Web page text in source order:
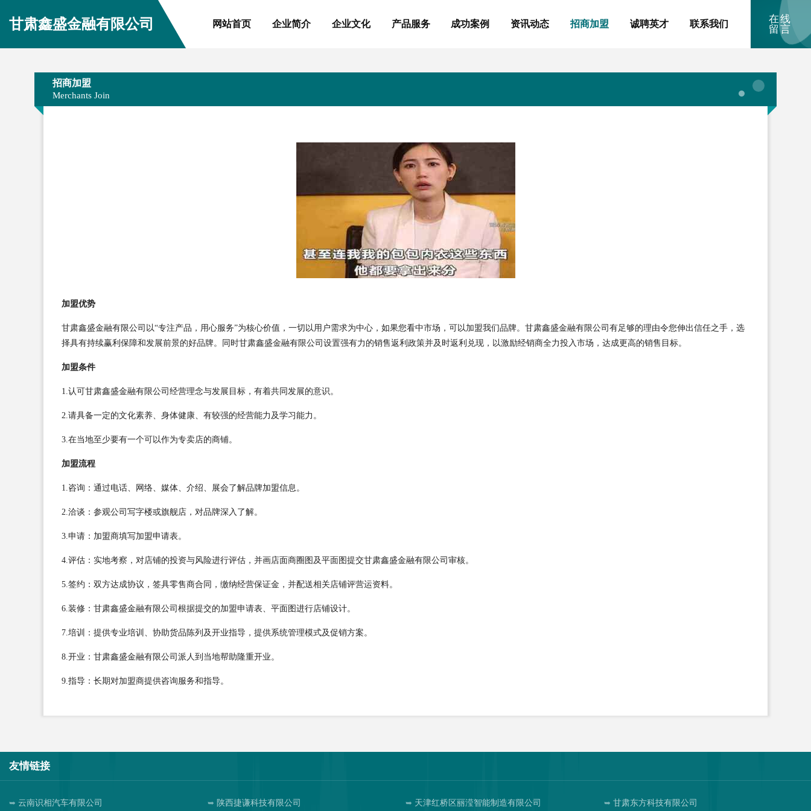
甘肃鑫盛金融有限公司 网站首页 企业简介 企业文化 产品服务 成功案例 资讯动态 招商加盟 诚聘英才 联系我们
在线
留言
招商加盟
Merchants Join
加盟优势
甘肃鑫盛金融有限公司以“专注产品，用心服务”为核心价值，一切以用户需求为中心，如果您看中市场，可以加盟我们品牌。甘肃鑫盛金融有限公司有足够的理由令您伸出信任之手，选
择具有持续赢利保障和发展前景的好品牌。同时甘肃鑫盛金融有限公司设置强有力的销售返利政策并及时返利兑现，以激励经销商全力投入市场，达成更高的销售目标。
加盟条件
1.认可甘肃鑫盛金融有限公司经营理念与发展目标，有着共同发展的意识。
2.请具备一定的文化素养、身体健康、有较强的经营能力及学习能力。
3.在当地至少要有一个可以作为专卖店的商铺。
加盟流程
1.咨询：通过电话、网络、媒体、介绍、展会了解品牌加盟信息。
2.洽谈：参观公司写字楼或旗舰店，对品牌深入了解。
3.申请：加盟商填写加盟申请表。
4.评估：实地考察，对店铺的投资与风险进行评估，并画店面商圈图及平面图提交甘肃鑫盛金融有限公司审核。
5.签约：双方达成协议，签具零售商合同，缴纳经营保证金，并配送相关店铺评营运资料。
6.装修：甘肃鑫盛金融有限公司根据提交的加盟申请表、平面图进行店铺设计。
7.培训：提供专业培训、协助货品陈列及开业指导，提供系统管理模式及促销方案。
8.开业：甘肃鑫盛金融有限公司派人到当地帮助隆重开业。
9.指导：长期对加盟商提供咨询服务和指导。
友情链接
云南识相汽车有限公司 陕西捷谦科技有限公司 天津红桥区丽滢智能制造有限公司 甘肃东方科技有限公司